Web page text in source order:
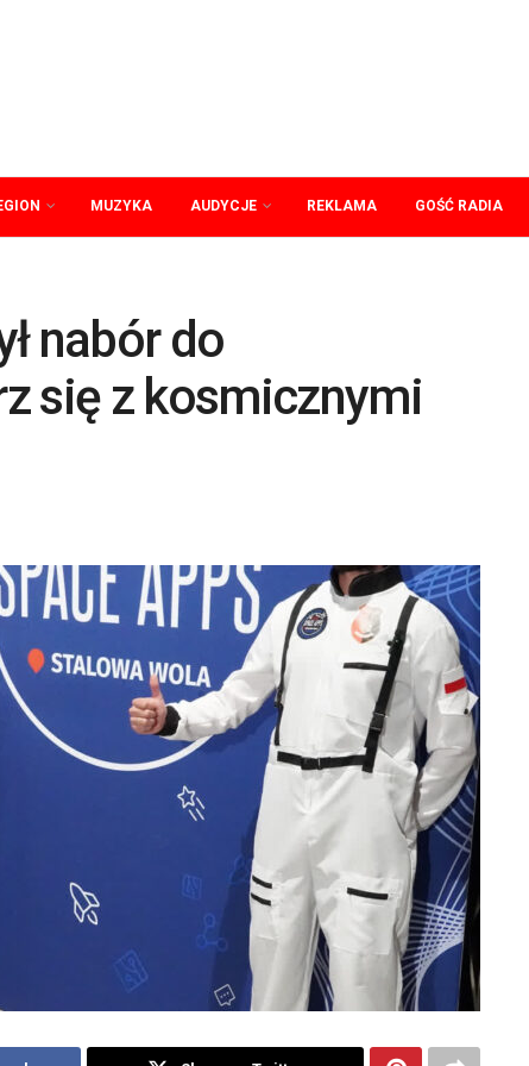
MUZYKA AUDYCJE REKLAMA GOŚĆ RADIA
nabór do
się z kosmicznymi